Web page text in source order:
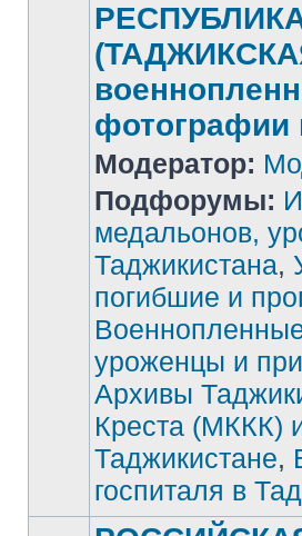
Нет
непрочитанных
сообщений
фотографии
Модератор:
Подфорумы:
медальонов,
Таджикистана,
погибшие и
уроженцы и
Архивы
Креста (МККК)
Таджикистане,
госпиталя в